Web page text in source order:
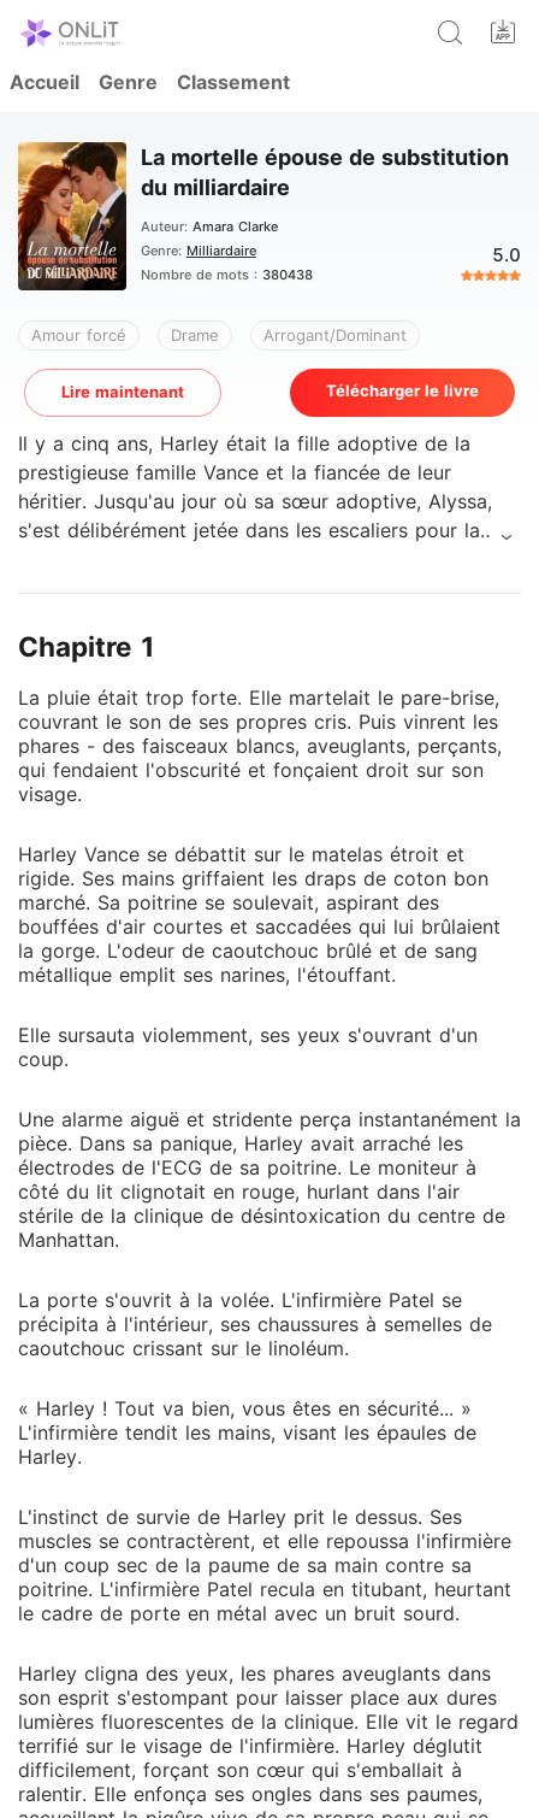
Accueil Genre Classement
La mortelle épouse de substitution
du milliardaire
Auteur: Amara Clarke
Genre: Milliardaire
Nombre de mots : 380438
5.0
Amour forcé Drame Arrogant/Dominant
Lire maintenant Télécharger le livre
Il y a cinq ans, Harley était la fille adoptive de la
prestigieuse famille Vance et la fiancée de leur
héritier. Jusqu'au jour où sa sœur adoptive, Alyssa,
s'est délibérément jetée dans les escaliers pour la
visage. « Monstre, sors de ma maison ! » Chassée
découvert que les freins de sa voiture avaient été
sabotés. L'accident terrifiant qui a suivi a broyé son
corps, la laissant avec des tiges de métal dans la
jambe et l'obligeant à risquer sa vie comme
alors qu'elle vit dans la misère, Alyssa et Colvin, plus
riches que jamais, continuent de la traquer pour
l'achever. Alyssa l'a même fait enfermer dans la pièce
glaciale et abandonnée d'un club, espérant briser sa
misérable carrière à tout jamais. Harley n'avait jamais
rien réclamé, elle avait signé les papiers et renoncé à
tout leur argent. Pourquoi s'acharnaient-ils à vouloir
la détruire jusqu'à son dernier souffle ? Mais Alyssa
sceller son propre destin. Dans l'obscurité, Harley a
sauvé la vie du fils de Jaidyn Miles, le prédateur le
plus impitoyable de Wall Street. Forte du pouvoir
absolu de ce milliardaire qui voit en elle le sosie de
sa défunte épouse, Harley a débarqué sur le luxueux
plateau de tournage d'Alyssa. L'épée lourde à la main,
de sa sœur terrifiée, Harley a souri. La contre-attaque
ne faisait que commencer.
Chapitre 1
La pluie était trop forte. Elle martelait le pare-brise,
couvrant le son de ses propres cris. Puis vinrent les
phares - des faisceaux blancs, aveuglants, perçants,
qui fendaient l'obscurité et fonçaient droit sur son
visage.
Harley Vance se débattit sur le matelas étroit et
rigide. Ses mains griffaient les draps de coton bon
marché. Sa poitrine se soulevait, aspirant des
bouffées d'air courtes et saccadées qui lui brûlaient
la gorge. L'odeur de caoutchouc brûlé et de sang
métallique emplit ses narines, l'étouffant.
Elle sursauta violemment, ses yeux s'ouvrant d'un
coup.
Une alarme aiguë et stridente perça instantanément la
pièce. Dans sa panique, Harley avait arraché les
électrodes de l'ECG de sa poitrine. Le moniteur à
côté du lit clignotait en rouge, hurlant dans l'air
stérile de la clinique de désintoxication du centre de
Manhattan.
La porte s'ouvrit à la volée. L'infirmière Patel se
précipita à l'intérieur, ses chaussures à semelles de
caoutchouc crissant sur le linoléum.
« Harley ! Tout va bien, vous êtes en sécurité... »
L'infirmière tendit les mains, visant les épaules de
Harley.
L'instinct de survie de Harley prit le dessus. Ses
muscles se contractèrent, et elle repoussa l'infirmière
d'un coup sec de la paume de sa main contre sa
poitrine. L'infirmière Patel recula en titubant, heurtant
le cadre de porte en métal avec un bruit sourd.
Harley cligna des yeux, les phares aveuglants dans
son esprit s'estompant pour laisser place aux dures
lumières fluorescentes de la clinique. Elle vit le regard
terrifié sur le visage de l'infirmière. Harley déglutit
difficilement, forçant son cœur qui s'emballait à
ralentir. Elle enfonça ses ongles dans ses paumes,